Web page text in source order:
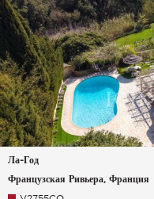
Ла-Год
Французская Ривьера, Франция